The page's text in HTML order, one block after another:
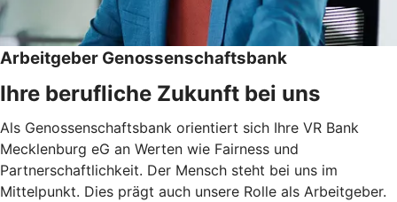
Arbeitgeber Genossenschaftsbank
Ihre berufliche Zukunft bei uns
Als Genossenschaftsbank orientiert sich Ihre VR Bank
Mecklenburg eG an Werten wie Fairness und
Partnerschaftlichkeit. Der Mensch steht bei uns im
Mittelpunkt. Dies prägt auch unsere Rolle als Arbeitgeber.